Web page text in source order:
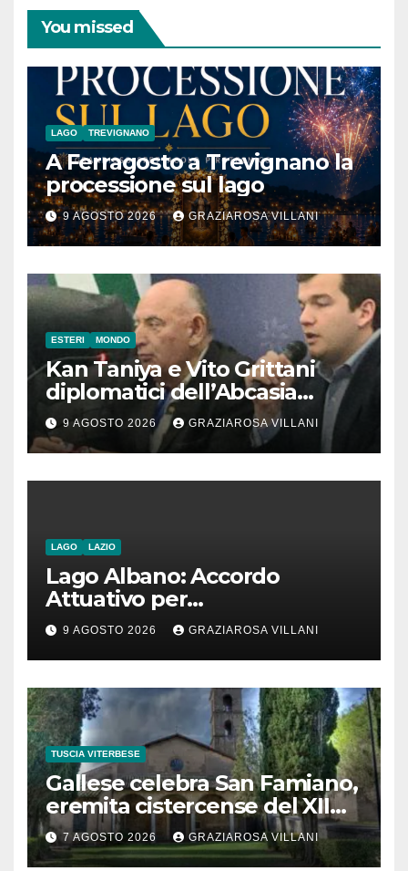
You missed
LAGO TREVIGNANO
A Ferragosto a Trevignano la
processione sul lago
9 AGOSTO 2026 GRAZIAROSA VILLANI
ESTERI MONDO
Kan Taniya e Vito Grittani
diplomatici dell’Abcasia
contro nota del governo
romeno. “Non si può invocare
la costruzione di ponti e allo
stesso tempo condannare
9 AGOSTO 2026 GRAZIAROSA VILLANI
LAGO LAZIO
Lago Albano: Accordo
Attuativo per
l’interconnessione
acquedottistica da 29,5
milioni di euro
9 AGOSTO 2026 GRAZIAROSA VILLANI
TUSCIA VITERBESE
Gallese celebra San Famiano,
eremita cistercense del XII
secolo
7 AGOSTO 2026 GRAZIAROSA VILLANI